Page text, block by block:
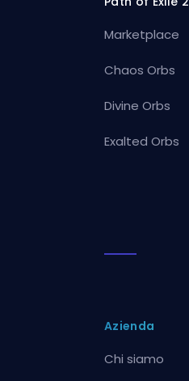
Marketplace
Chaos Orbs
Divine Orbs
Exalted Orbs
Azienda
Chi siamo